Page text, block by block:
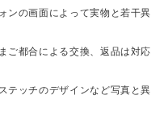
ンの画面によって実物と若干異
ご都合による交換、返品は対応
テッチのデザインなど写真と異